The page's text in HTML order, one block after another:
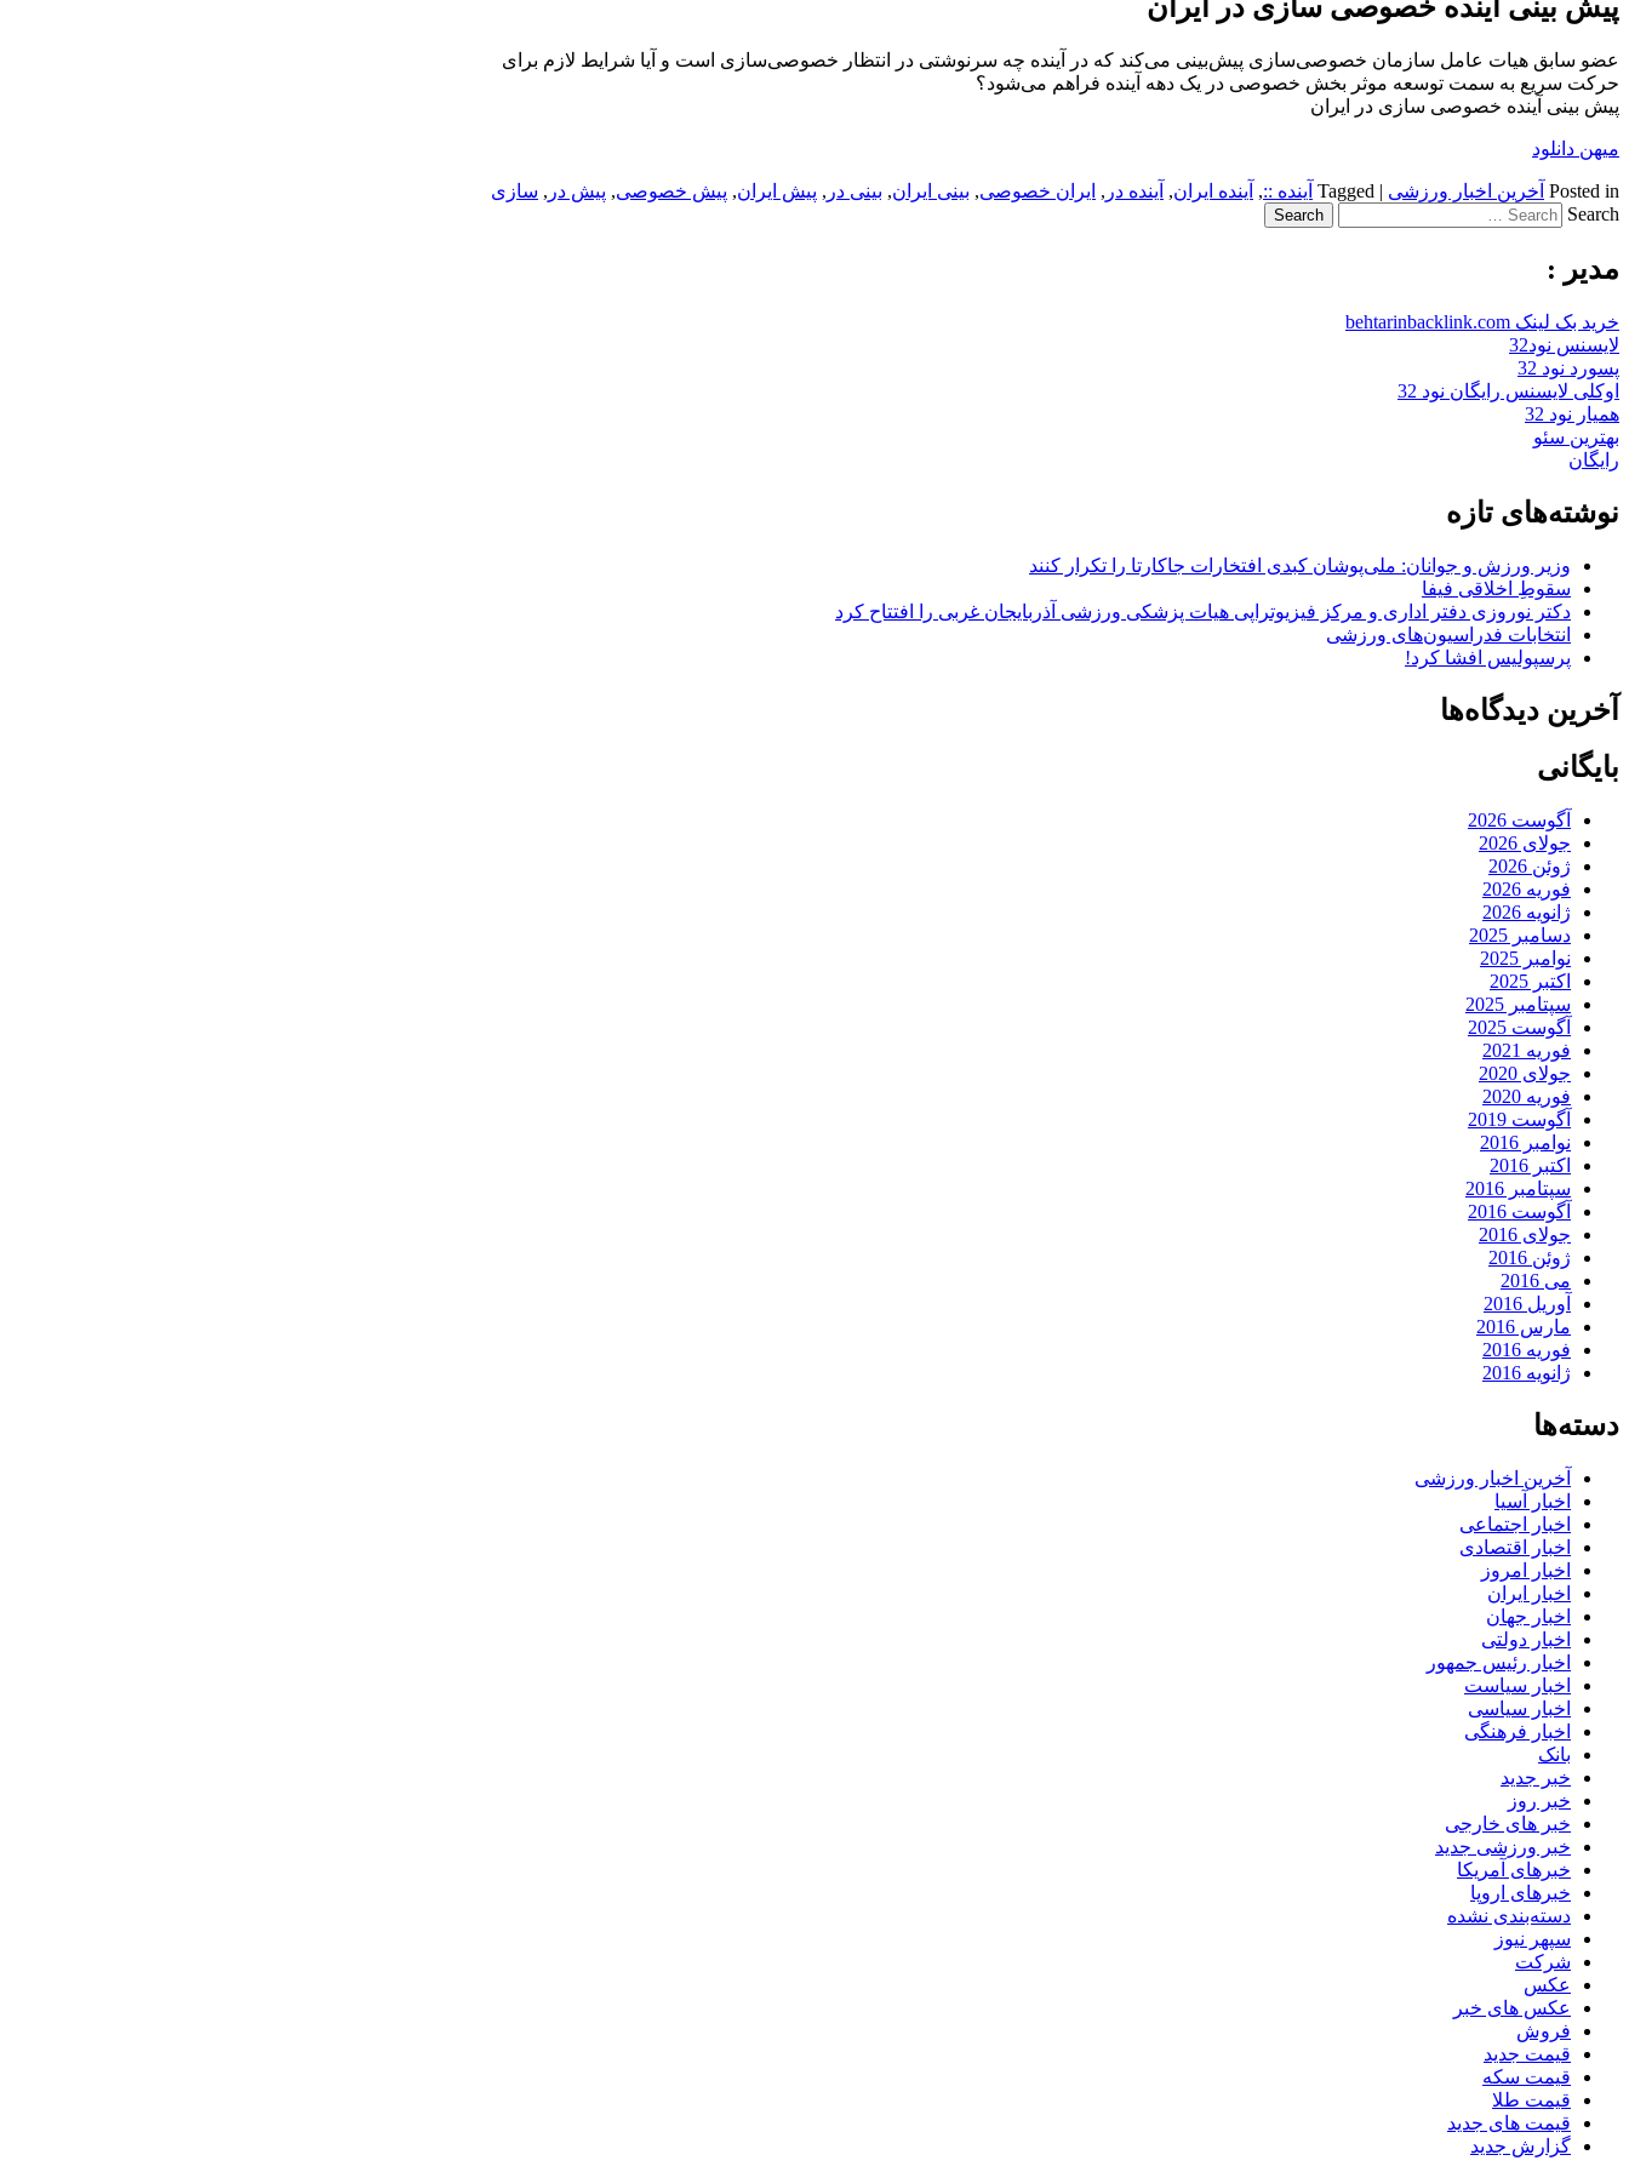
پیش بینی آینده خصوصی سازی در ایران
عضو سابق هیات عامل سازمان خصوصی‌‌سازی پیش‌بینی می‌کند که در‌ آینده چه سرنوشتی در انتظار خصوصی‌سازی است و آیا شرایط لازم برای
حرکت سریع به سمت توسعه موثر بخش خصوصی‌ در یک دهه آینده فراهم می‌شود؟
پیش بینی آینده خصوصی سازی در ایران
میهن دانلود
Posted in آخرین اخبار ورزشی |
Tagged آینده ::, آینده ایران, آینده در , ایران خصوصی, بینی ایران, بینی در , پیش ایران, پیش خصوصی, پیش در , سازی
Search
مدیر :
خرید بک لینک behtarinbacklink.com
لایسنس نود32
پسورد نود 32
اوکلی لایسنس رایگان نود 32
همیار نود 32
بهترین سئو
رایگان
نوشته‌های تازه
وزیر ورزش و جوانان: ملی‌پوشان کبدی افتخارات جاکارتا را تکرار کنند
سقوطِ اخلاقی فیفا
دکتر نوروزی دفتر اداری و مرکز فیزیوتراپی هیات پزشکی ورزشی آذربایجان غربی را افتتاح کرد
انتخابات فدراسیون‌های ورزشی
پرسپولیس افشا کرد!
آخرین دیدگاه‌ها
بایگانی
آگوست 2026
جولای 2026
ژوئن 2026
فوریه 2026
ژانویه 2026
دسامبر 2025
نوامبر 2025
اکتبر 2025
سپتامبر 2025
آگوست 2025
فوریه 2021
جولای 2020
فوریه 2020
آگوست 2019
نوامبر 2016
اکتبر 2016
سپتامبر 2016
آگوست 2016
جولای 2016
ژوئن 2016
می 2016
آوریل 2016
مارس 2016
فوریه 2016
ژانویه 2016
دسته‌ها
آخرین اخبار ورزشی
اخبار آسیا
اخبار اجتماعی
اخبار اقتصادی
اخبار امروز
اخبار ایران
اخبار جهان
اخبار دولتی
اخبار رئیس جمهور
اخبار سیاست
اخبار سیاسی
اخبار فرهنگی
بانک
خبر جدید
خبر روز
خبر های خارجی
خبر ورزشی جدید
خبرهای آمریکا
خبرهای اروپا
دسته‌بندی نشده
سپهر نیوز
شرکت
عکس
عکس های خبر
فروش
قیمت جدید
قیمت سکه
قیمت طلا
قیمت های جدید
گزارش جدید